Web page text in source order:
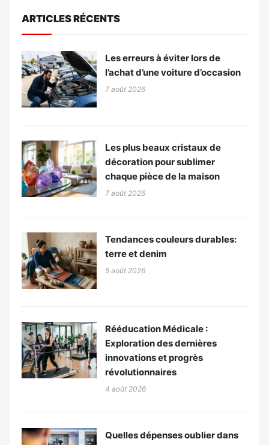
ARTICLES RÉCENTS
Les erreurs à éviter lors de
l’achat d’une voiture d’occasion
7 août 2026
Les plus beaux cristaux de
décoration pour sublimer
chaque pièce de la maison
7 août 2026
Tendances couleurs durables:
terre et denim
5 août 2026
Rééducation Médicale :
Exploration des dernières
innovations et progrès
révolutionnaires
4 août 2026
Quelles dépenses oublier dans